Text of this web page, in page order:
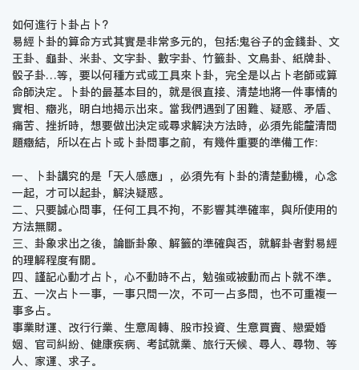
如何進行卜卦占卜?
易經卜卦的算命方式其實是非常多元的，包括:鬼谷子的金錢卦、文
王卦、龜卦、米卦、文字卦、數字卦、竹籤卦、文鳥卦、紙牌卦、
骰子卦…等，要以何種方式或工具來卜卦，完全是以占卜老師或算
命師決定。卜卦的最基本目的，就是很直接、清楚地將一件事情的
實相、癥兆，明白地揭示出來。當我們遇到了困難、疑惑、矛盾、
痛苦、挫折時，想要做出決定或尋求解決方法時，必須先能釐清問
題癥結，所以在占卜或卜卦問事之前，有幾件重要的準備工作:
一、卜卦講究的是「天人感應」，必須先有卜卦的清楚動機，心念
一起，才可以起卦，解決疑惑。
二、只要誠心問事，任何工具不拘，不影響其準確率，與所使用的
方法無關。
三、卦象求出之後，論斷卦象、解籤的準確與否，就解卦者對易經
的理解程度有關。
四、謹記心動才占卜，心不動時不占，勉強或被動而占卜就不準。
五、一次占卜一事，一事只問一次，不可一占多問，也不可重複一
事多占。
事業財運、改行行業、生意周轉、股市投資、生意買賣、戀愛婚
姻、官司糾紛、健康疾病、考試就業、旅行天候、尋人、尋物、等
人、家運、求子。